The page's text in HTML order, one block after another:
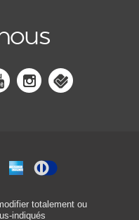
totalement ou
indiqués